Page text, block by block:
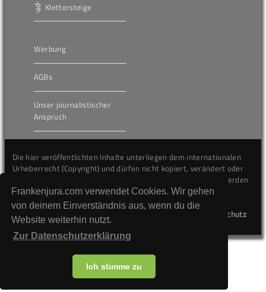
Frankenjura.com verwendet Cookies. Wir gehen
von deinem Einverständnis aus, wenn du die
Website weiterhin nutzt.
Zur Datenschutzerklärung
Ich stimme zu
Klettersteige
Werbung
AGBs
Unser journalistischer
Anspruch
Die hier veröffentlichten Inhalte unterliegen dem internationalen
Urheberrecht (Copyright) und dürfen nicht kopiert, verändert oder
unverändert wiederveröffentlicht werden. Gegen Verstöße werden
wir auf juristischem Wege vorgehen.
Datenschutz